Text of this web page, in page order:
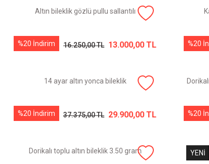
Altın bileklik gözlü pullu sallantılı
%20 İndirim 16.250,00 TL 13.000,00 TL %20
14 ayar altın yonca bileklik
%20 İndirim 37.375,00 TL 29.900,00 TL %20
Dorikalı toplu altın bileklik 3.50 gram YENİ